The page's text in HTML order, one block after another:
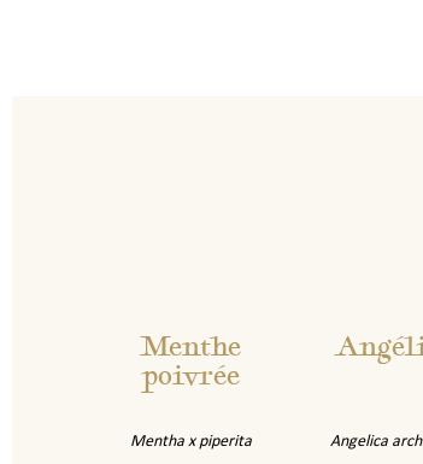
Menthe
poivrée
Mentha x piperita Angelica